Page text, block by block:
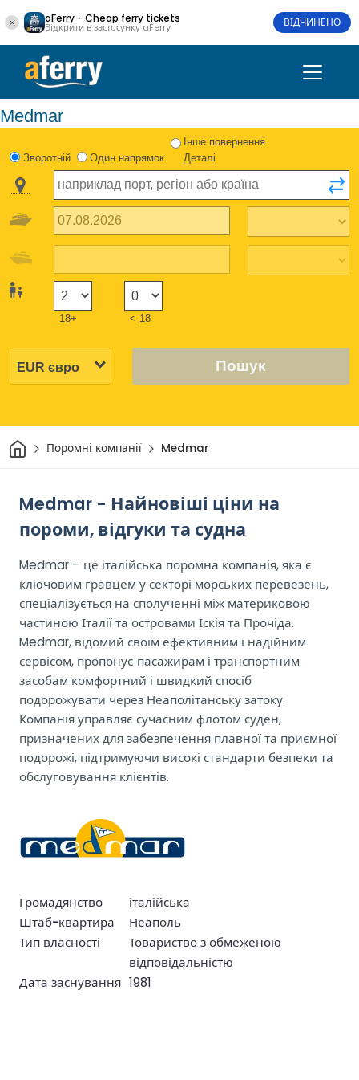
aFerry - Cheap ferry tickets
Відкрити в застосунку aFerry ВІДЧИНЕНО
Medmar
Зворотній Один напрямок
Інше повернення
Деталі
18+ < 18
Пошук
Дім Поромні компанії Medmar
Medmar - Найновіші ціни на
пороми, відгуки та судна
Medmar – це італійська поромна компанія, яка є
ключовим гравцем у секторі морських перевезень,
спеціалізується на сполученні між материковою
частиною Італії та островами Іскія та Прочіда.
Medmar, відомий своїм ефективним і надійним
сервісом, пропонує пасажирам і транспортним
засобам комфортний і швидкий спосіб
подорожувати через Неаполітанську затоку.
Компанія управляє сучасним флотом суден,
призначених для забезпечення плавної та приємної
подорожі, підтримуючи високі стандарти безпеки та
обслуговування клієнтів.
Громадянство
італійська
Штаб-квартира
Неаполь
Тип власності
Товариство з обмеженою
відповідальністю
Дата заснування 1981